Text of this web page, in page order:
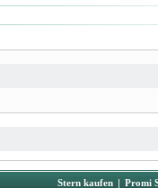
Stern kaufen | Promi